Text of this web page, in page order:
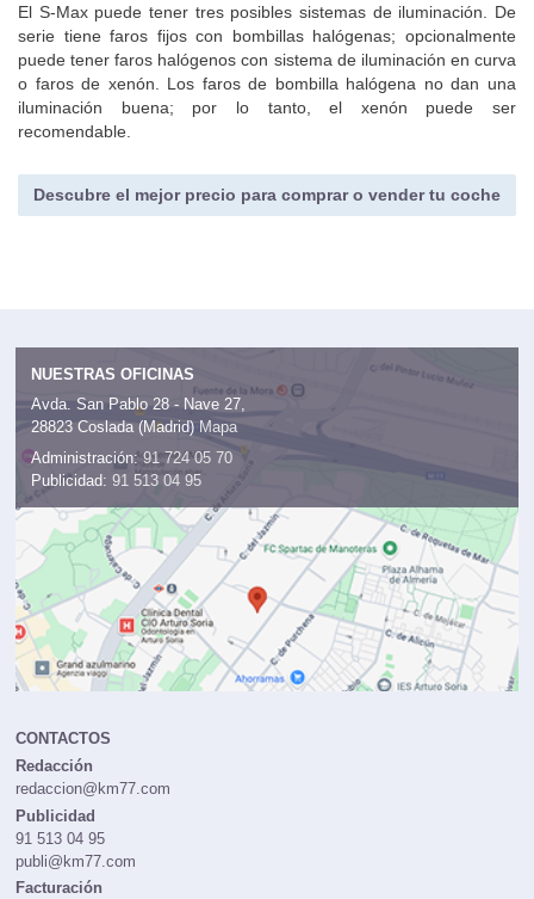
El S-Max puede tener tres posibles sistemas de iluminación. De
serie tiene faros fijos con bombillas halógenas; opcionalmente
puede tener faros halógenos con sistema de iluminación en curva
o faros de xenón. Los faros de bombilla halógena no dan una
iluminación buena; por lo tanto, el xenón puede ser
recomendable.
Descubre el mejor precio para comprar o vender tu coche
NUESTRAS OFICINAS
Avda. San Pablo 28 - Nave 27,
28823 Coslada (Madrid) Mapa
Administración: 91 724 05 70
Publicidad: 91 513 04 95
CONTACTOS
Redacción
redaccion@km77.com
Publicidad
91 513 04 95
publi@km77.com
Facturación